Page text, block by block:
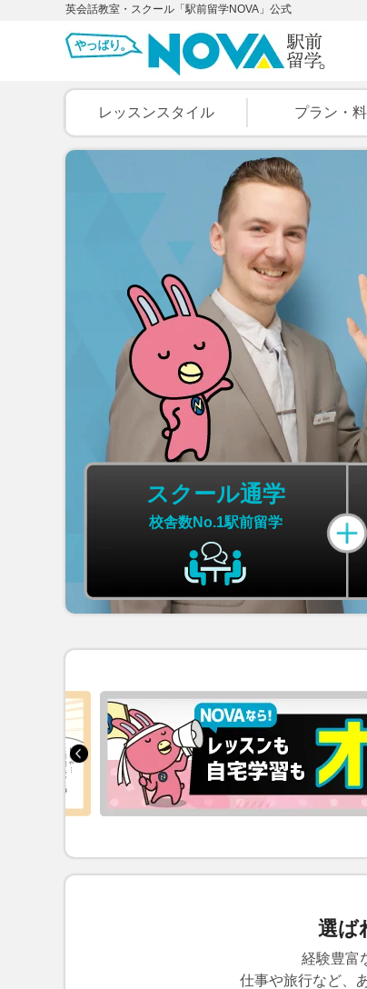
英会話教室・スクール「駅前留学NOVA」公式
レッスンスタイル プラン・
スクール通学
校舎数No.1駅前留学
選ば
経験豊富
仕事や旅行など、